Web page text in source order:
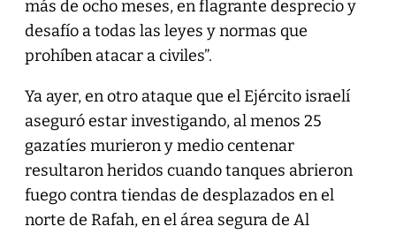
más de ocho meses, en flagrante desprecio y
desafío a todas las leyes y normas que
prohíben atacar a civiles”.
Ya ayer, en otro ataque que el Ejército israelí
aseguró estar investigando, al menos 25
gazatíes murieron y medio centenar
resultaron heridos cuando tanques abrieron
fuego contra tiendas de desplazados en el
norte de Rafah, en el área segura de Al